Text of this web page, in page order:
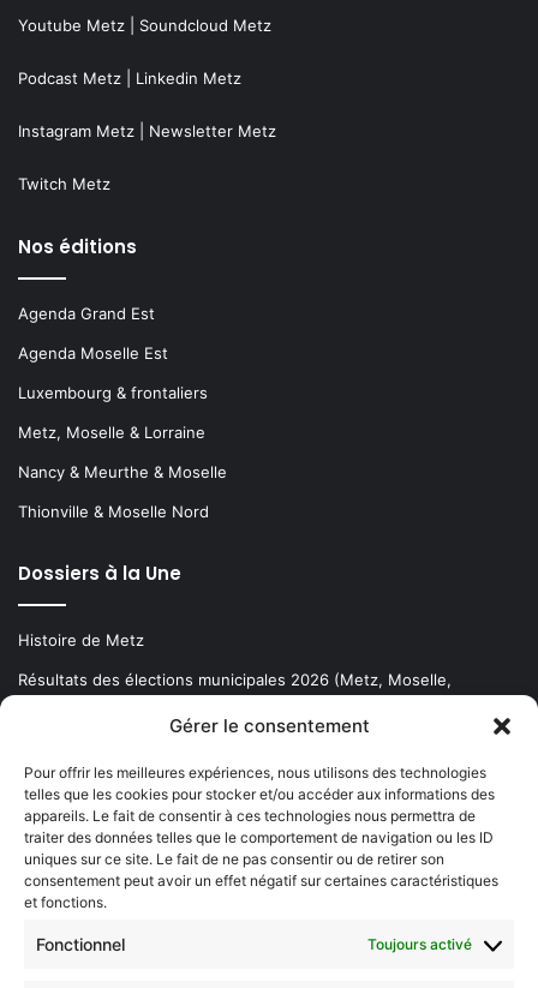
Gérer le consentement
Pour offrir les meilleures expériences, nous utilisons des technologies
telles que les cookies pour stocker et/ou accéder aux informations des
appareils. Le fait de consentir à ces technologies nous permettra de
traiter des données telles que le comportement de navigation ou les ID
uniques sur ce site. Le fait de ne pas consentir ou de retirer son
consentement peut avoir un effet négatif sur certaines caractéristiques
et fonctions.
Fonctionnel Toujours activé
Youtube Metz Soundcloud Metz
Podcast Metz Linkedin Metz
Instagram Metz Newsletter Metz
Twitch Metz
Nos éditions
Agenda Grand Est
Agenda Moselle Est
Luxembourg & frontaliers
Metz, Moselle & Lorraine
Nancy & Meurthe & Moselle
Thionville & Moselle Nord
Dossiers à la Une
Histoire de Metz
Résultats des élections municipales 2026 (Metz, Moselle,
Newsletter gratuite
Choisissez : matin, soir ou hebdo ?